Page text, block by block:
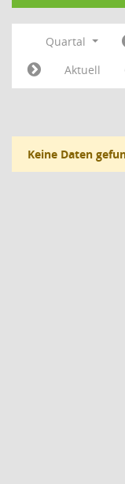
Quartal
Aktuell
Keine Daten